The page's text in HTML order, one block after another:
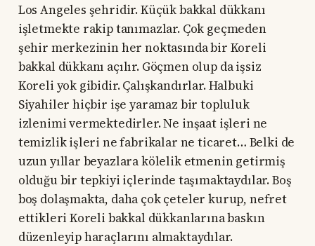
Los Angeles şehridir. Küçük bakkal dükkanı
işletmekte rakip tanımazlar. Çok geçmeden
şehir merkezinin her noktasında bir Koreli
bakkal dükkanı açılır. Göçmen olup da işsiz
Koreli yok gibidir. Çalışkandırlar. Halbuki
Siyahiler hiçbir işe yaramaz bir topluluk
izlenimi vermektedirler. Ne inşaat işleri ne
temizlik işleri ne fabrikalar ne ticaret… Belki de
uzun yıllar beyazlara kölelik etmenin getirmiş
olduğu bir tepkiyi içlerinde taşımaktaydılar. Boş
boş dolaşmakta, daha çok çeteler kurup, nefret
ettikleri Koreli bakkal dükkanlarına baskın
düzenleyip haraçlarını almaktaydılar.